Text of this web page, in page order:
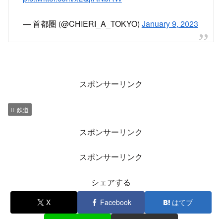
— 首都圏 (@CHIERI_A_TOKYO) January 9, 2023
スポンサーリンク
鉄道
スポンサーリンク
スポンサーリンク
シェアする
X Facebook はてブ